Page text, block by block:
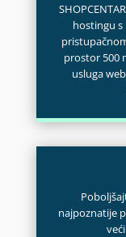
hostingu
prostor 500
usluga
najpoznatije